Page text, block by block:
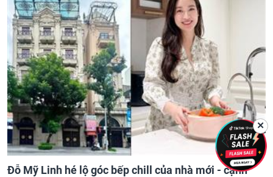
Đỗ Mỹ Linh hé lộ góc bếp chill của nhà mới - cạnh
✕